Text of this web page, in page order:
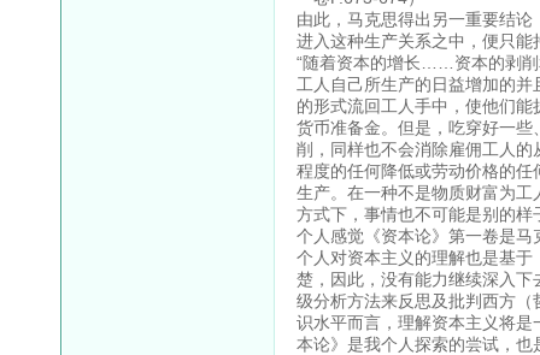
由此，马克思得出另一重要结
进入这种生产关系之中，便只
“随着资本的增长……资本的剥削
工人自己所生产的日益增加的
的形式流回工人手中，使他们
货币准备金。但是，吃穿好一
削，同样也不会消除雇佣工人
程度的任何降低或劳动价格的
生产。在一种不是物质财富为
方式下，事情也不可能是别的
个人感觉《资本论》第一卷是
个人对资本主义的理解也是基
楚，因此，没有能力继续深入
级分析方法来反思及批判西方
识水平而言，理解资本主义将
本论》是我个人探索的尝试，也